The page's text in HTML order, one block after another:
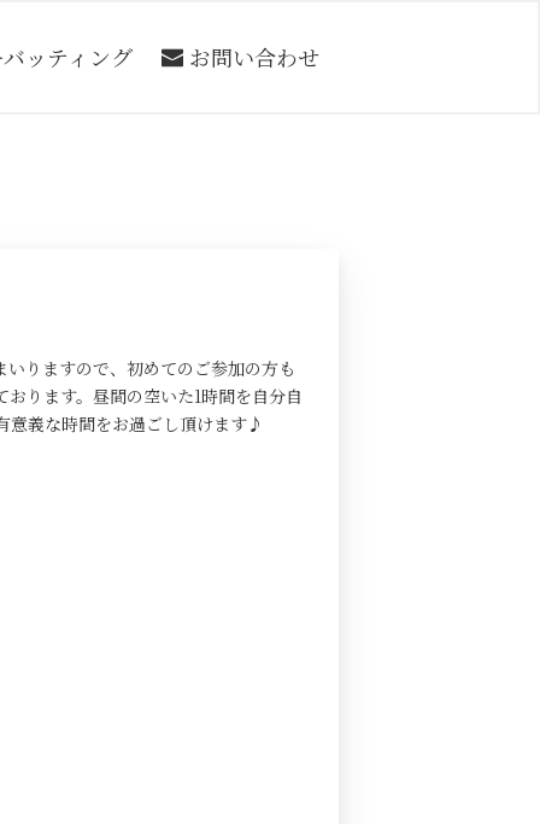
ッティング お問い合わせ
りますので、初めてのご参加の方も
ります。昼間の空いた1時間を自分自
意義な時間をお過ごし頂けます♪